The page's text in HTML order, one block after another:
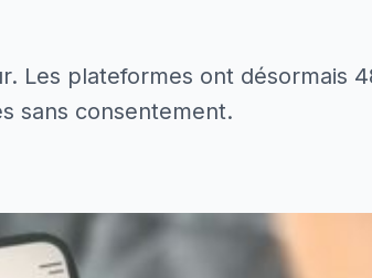
Les plateformes ont désormais
sans consentement.